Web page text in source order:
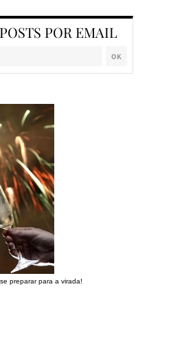
POR EMAIL
preparar para a virada!